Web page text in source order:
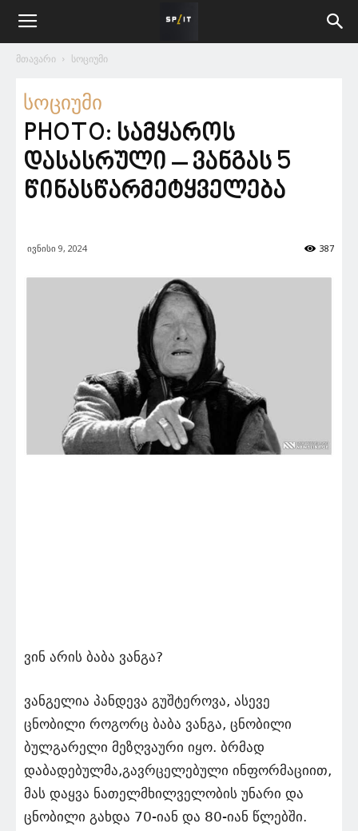
მთავარი სოციუმი
სოციუმი
PHOTO: სამყაროს
დასასრული – ვანგას 5
წინასწარმეტყველება
ივნისი 9, 2024 387
ვინ არის ბაბა ვანგა?
ვანგელია პანდევა გუშტეროვა, ასევე
ცნობილი როგორც ბაბა ვანგა, ცნობილი
ბულგარელი მეზღვაური იყო. ბრმად
დაბადებულმა,გავრცელებული ინფორმაციით,
მას დაყვა ნათელმხილველობის უნარი და
ცნობილი გახდა 70-იან და 80-იან წლებში.